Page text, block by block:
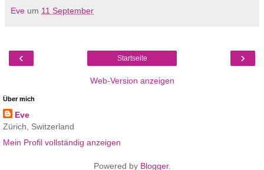
Eve um 11 September
‹ ›
Startseite
Web-Version anzeigen
Über mich
Eve
Zürich, Switzerland
Mein Profil vollständig anzeigen
Powered by Blogger.